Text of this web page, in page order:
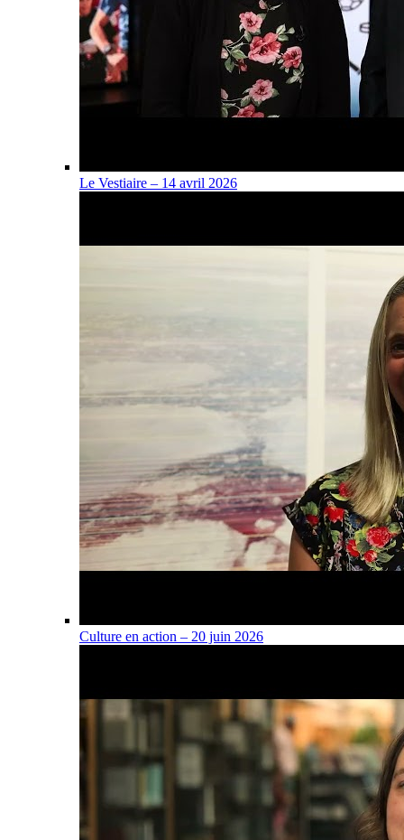
Le Vestiaire – 14 avril 2026
Culture en action – 20 juin 2026